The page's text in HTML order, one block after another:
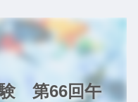
験 第66回午